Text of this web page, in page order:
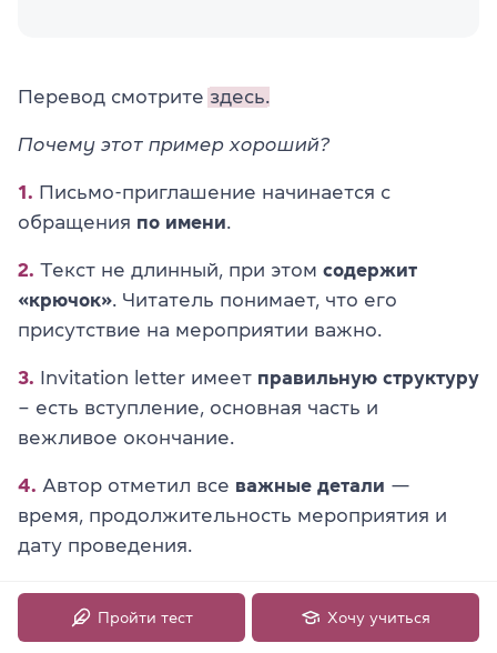
Перевод смотрите здесь.
Почему этот пример хороший?
1. Письмо-приглашение начинается с
обращения по имени
2. Текст не длинный, при этом содержит
«крючок» . Читатель понимает, что его
присутствие на мероприятии важно.
3. Invitation letter имеет правильную структуру
– есть вступление, основная часть и
вежливое окончание.
4. Автор отметил все важные детали —
время, продолжительность мероприятия и
дату проведения.
Пройти тест Хочу учиться